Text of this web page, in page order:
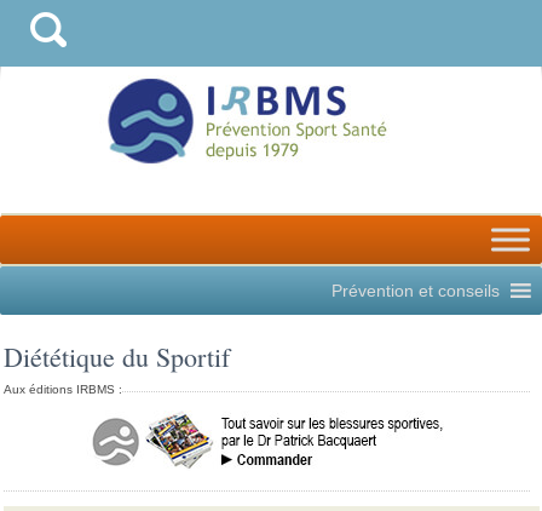
Prévention et conseils
Diététique du Sportif
Aux éditions IRBMS :